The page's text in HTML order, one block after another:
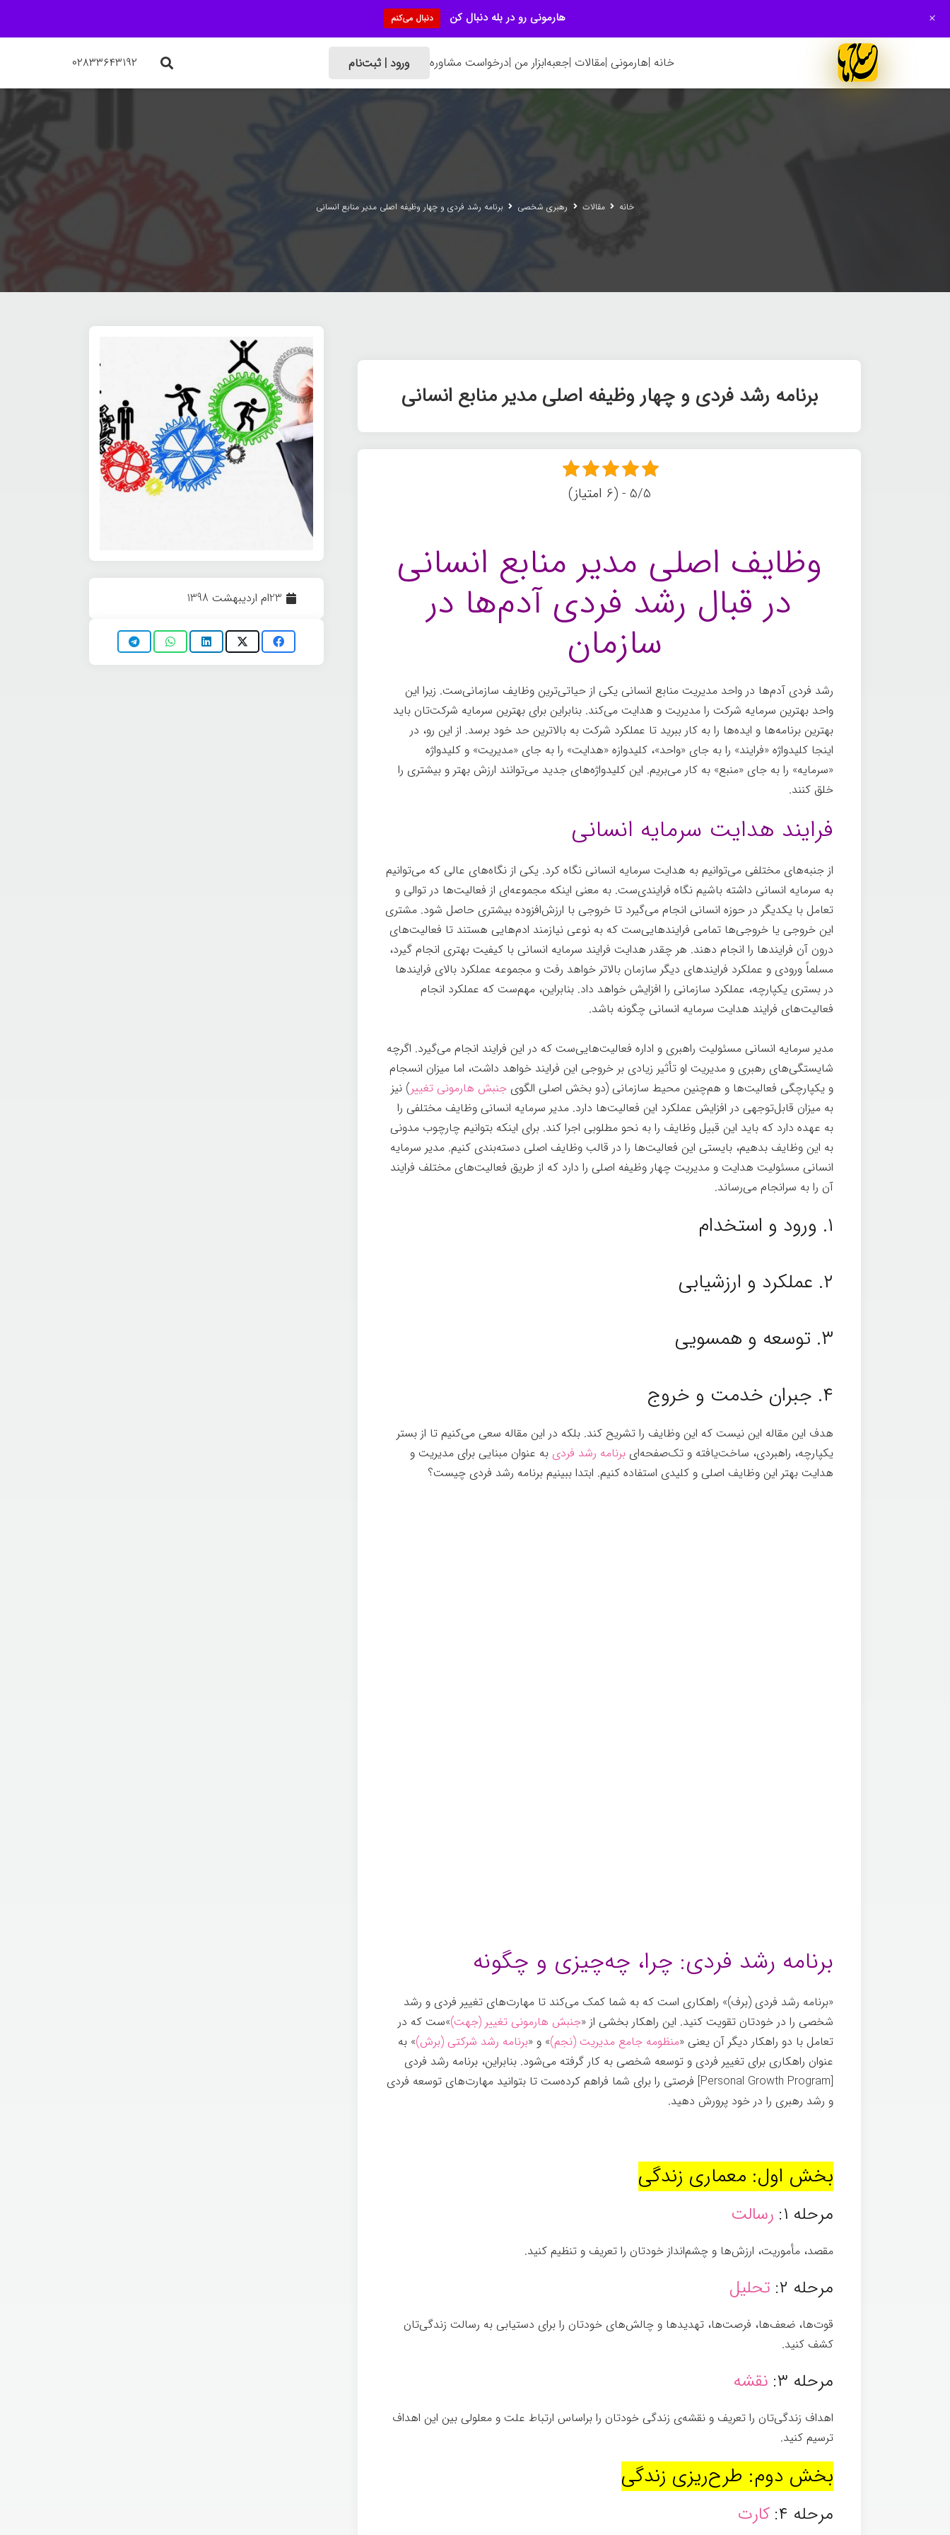
خانه |هارمونی |مقالات |جعبه‌ابزار من |درخواست مشاوره ورود | ثبت‌نام ۰۲۸۳۳۶۴۳۱۹۲
خانه مقالات رهبری شخصی برنامه رشد فردی و چهار وظیفه اصلی مدیر منابع انسانی
برنامه رشد فردی و چهار وظیفه اصلی مدیر منابع انسانی
5/5 - (6 امتیاز)
وظایف اصلی مدیر منابع انسانی
در قبال رشد فردی آدم‌ها در
سازمان
رشد فردی آدم‌ها در واحد مدیریت منابع انسانی یکی از حیاتی‌ترین وظایف سازمانی‌ست. زیرا این
واحد بهترین سرمایه شرکت را مدیریت و هدایت می‌کند. بنابراین برای بهترین سرمایه شرکت‌تان باید
بهترین برنامه‌ها و ایده‌ها را به کار ببرید تا عملکرد شرکت به بالاترین حد خود برسد. از این رو، در
اینجا کلیدواژه «فرایند» را به جای «واحد»، کلیدوازه «هدایت» را به جای «مدیریت» و کلیدواژه
«سرمایه» را به جای «منبع» به کار می‌بریم. این کلیدواژه‌های جدید می‌توانند ارزش بهتر و بیشتری را
خلق کنند.
فرایند هدایت سرمایه انسانی
از جنبه‌های مختلفی می‌توانیم به هدایت سرمایه انسانی نگاه کرد. یکی از نگاه‌های عالی که می‌توانیم
به سرمایه انسانی داشته باشیم نگاه فرایندی‌ست. به معنی اینکه مجموعه‌ای از فعالیت‌ها در توالی و
تعامل با یکدیگر در حوزه انسانی انجام می‌گیرد تا خروجی با ارزش‌افزوده بیشتری حاصل شود. مشتری
این خروجی یا خروجی‌ها تمامی فرایندهایی‌ست که به نوعی نیازمند ادم‌هایی هستند تا فعالیت‌های
درون آن فرایندها را انجام دهند. هر چقدر هدایت فرایند سرمایه انسانی با کیفیت بهتری انجام گیرد،
مسلماً ورودی و عملکرد فرایندهای دیگر سازمان بالاتر خواهد رفت و مجموعه عملکرد بالای فرایندها
در بستری یکپارچه، عملکرد سازمانی را افزایش خواهد داد. بنابراین، مهم‌ست که عملکرد انجام
فعالیت‌های فرایند هدایت سرمایه انسانی چگونه باشد.
مدیر سرمایه انسانی مسئولیت راهبری و اداره فعالیت‌هایی‌ست که در این فرایند انجام می‌گیرد. اگرچه
شایستگی‌های رهبری و مدیریت او تأثیر زیادی بر خروجی این فرایند خواهد داشت، اما میزان انسجام
و یکپارچگی فعالیت‌ها و هم‌چنین محیط سازمانی (دو بخش اصلی الگوی جنبش هارمونی تغییر) نیز
به میزان قابل‌توجهی در افزایش عملکرد این فعالیت‌ها دارد. مدیر سرمایه انسانی وظایف مختلفی را
به عهده دارد که باید این قبیل وظایف را به نحو مطلوبی اجرا کند. برای اینکه بتوانیم چارچوب مدونی
به این وظایف بدهیم، بایستی این فعالیت‌ها را در قالب وظایف اصلی دسته‌بندی کنیم. مدیر سرمایه
انسانی مسئولیت هدایت و مدیریت چهار وظیفه اصلی را دارد که از طریق فعالیت‌های مختلف فرایند
آن را به سرانجام می‌رساند.
۱. ورود و استخدام
۲. عملکرد و ارزشیابی
۳. توسعه و همسویی
۴. جبران خدمت و خروج
هدف این مقاله این نیست که این وظایف را تشریح کند. بلکه در این مقاله سعی می‌کنیم تا از بستر
یکپارچه، راهبردی، ساخت‌یافته و تک‌صفحه‌ای برنامه رشد فردی به عنوان مبنایی برای مدیریت و
هدایت بهتر این وظایف اصلی و کلیدی استفاده کنیم. ابتدا ببینیم برنامه رشد فردی چیست؟
برنامه رشد فردی: چرا، چه‌چیزی و چگونه
«برنامه رشد فردی (برف)» راهکاری است که به شما کمک می‌کند تا مهارت‌های تغییر فردی و رشد
شخصی را در خودتان تقویت کنید. این راهکار بخشی از «جنبش هارمونی تغییر (جهت)»ست که در
تعامل با دو راهکار دیگر آن یعنی «منظومه جامع مدیریت (نجم)» و «برنامه رشد شرکتی (برش)» به
عنوان راهکاری برای تغییر فردی و توسعه شخصی به کار گرفته می‌شود. بنابراین، برنامه رشد فردی
[Personal Growth Program] فرصتی را برای شما فراهم کرده‌ست تا بتوانید مهارت‌های توسعه فردی
و رشد رهبری را در خود پرورش دهید.
بخش اول: معماری زندگی‌
مرحله ۱: رسالت
مقصد، مأموریت، ارزش‌ها و چشم‌انداز خودتان را تعریف و تنظیم کنید.
مرحله ۲: تحلیل
قوت‌ها، ضعف‌ها، فرصت‌ها، تهدید‌ها و چالش‌های خودتان را برای دستیابی به رسالت زندگی‌تان
کشف کنید.
مرحله ۳: نقشه
اهداف زندگی‌تان را تعریف و نقشه‌ی زندگی خودتان را براساس ارتباط علت و معلولی بین این اهداف
ترسیم کنید.
بخش دوم: طرح‌ریزی زندگی
مرحله ۴: کارت
23ام اردیبهشت 1398
هارمونی رو در بله دنبال کن دنبال می‌کنم +